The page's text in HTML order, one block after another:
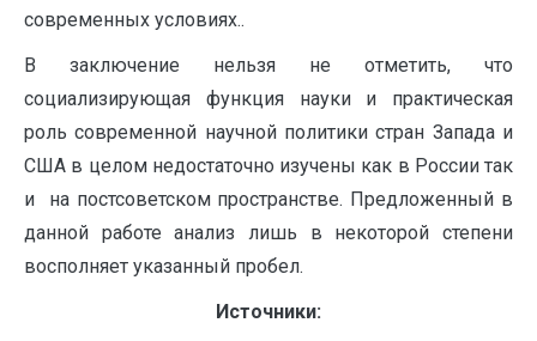
современных условиях..
В заключение нельзя не отметить, что
социализирующая функция науки и практическая
роль современной научной политики стран Запада и
США в целом недостаточно изучены как в России так
и на постсоветском пространстве. Предложенный в
данной работе анализ лишь в некоторой степени
восполняет указанный пробел.
Источники: